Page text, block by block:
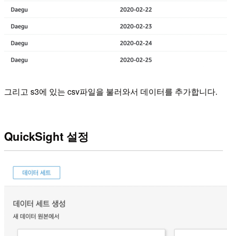
그리고 s3에 있는 csv파일을 불러와서 데이터를 추가합니다.
QuickSight 설정